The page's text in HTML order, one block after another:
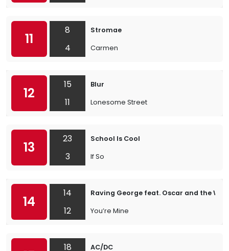
11
8
4
Stromae
Carmen
12
15
11
Blur
Lonesome Street
13
23
3
School Is Cool
If So
14
14
12
Raving George feat. Oscar and the Wolf
You’re Mine
18
AC/DC